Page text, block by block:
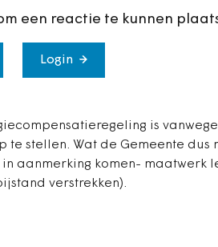
een reactie te kunnen
Login
is
te stellen. Wat de Gemeente dus
aanmerking komen- maatwerk
verstrekken).